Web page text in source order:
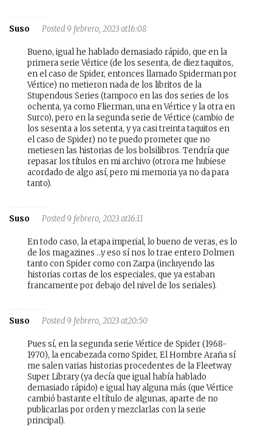
Suso Posted 9 febrero, 2023 at16:08
Bueno, igual he hablado demasiado rápido, que en la
primera serie Vértice (de los sesenta, de diez taquitos,
en el caso de Spider, entonces llamado Spiderman por
Vértice) no metieron nada de los libritos de la
Stupendous Series (tampoco en las dos series de los
ochenta, ya como Flierman, una en Vértice y la otra en
Surco), pero en la segunda serie de Vértice (cambio de
los sesenta a los setenta, y ya casi treinta taquitos en
el caso de Spider) no te puedo prometer que no
metiesen las historias de los bolsilibros. Tendría que
repasar los títulos en mi archivo (otrora me hubiese
acordado de algo así, pero mi memoria ya no da para
tanto).
Suso Posted 9 febrero, 2023 at16:11
En todo caso, la etapa imperial, lo bueno de veras, es lo
de los magazines …y eso sí nos lo trae entero Dolmen
tanto con Spider como con Zarpa (incluyendo las
historias cortas de los especiales, que ya estaban
francamente por debajo del nivel de los seriales).
Suso Posted 9 febrero, 2023 at20:50
Pues sí, en la segunda serie Vértice de Spider (1968-
1970), la encabezada como Spider, El Hombre Araña sí
me salen varias historias procedentes de la Fleetway
Super Library (ya decía que igual había hablado
demasiado rápido) e igual hay alguna más (que Vértice
cambió bastante el título de algunas, aparte de no
publicarlas por orden y mezclarlas con la serie
principal).